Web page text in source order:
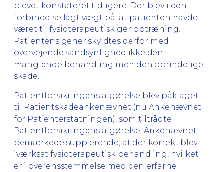
blevet konstateret tidligere. Der blev i den
forbindelse lagt vægt på, at patienten havde
været til fysioterapeutisk genoptræning.
Patientens gener skyldtes derfor med
overvejende sandsynlighed ikke den
manglende behandling men den oprindelige
skade.
Patientforsikringens afgørelse blev påklaget
til Patientskadeankenævnet (nu Ankenævnet
for Patienterstatningen), som tiltrådte
Patientforsikringens afgørelse. Ankenævnet
bemærkede supplerende, at der korrekt blev
iværksat fysioterapeutisk behandling, hvilket
er i overensstemmelse med den erfarne